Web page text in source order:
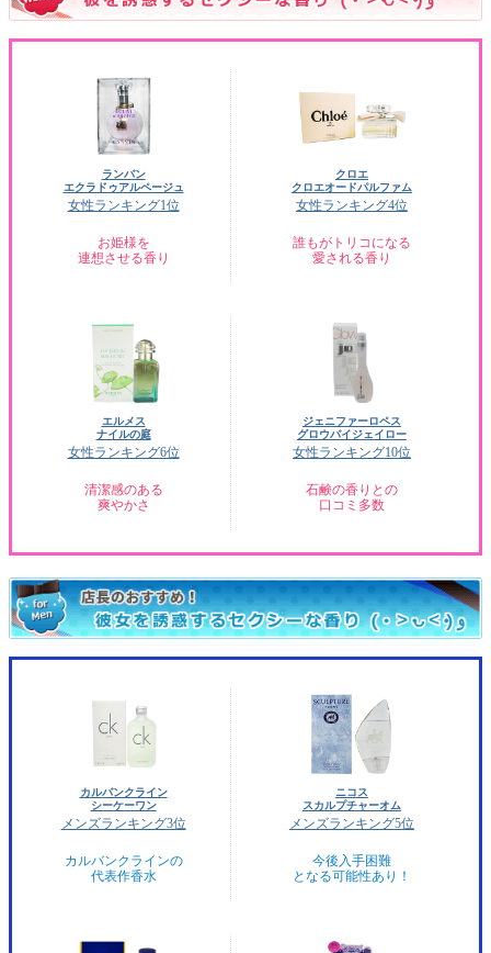
ランバン
エクラドゥアルページュ
女性ランキング1位
お姫様を
連想させる香り
クロエ
クロエオードパルファム
女性ランキング4位
誰もがトリコになる
愛される香り
エルメス
ナイルの庭
女性ランキング6位
清潔感のある
爽やかさ
ジェニファーロペス
グロウバイジェイロー
女性ランキング10位
石鹸の香りとの
口コミ多数
カルバンクライン
シーケーワン
メンズランキング3位
カルバンクラインの
代表作香水
ニコス
スカルプチャーオム
メンズランキング5位
今後入手困難
となる可能性あり！